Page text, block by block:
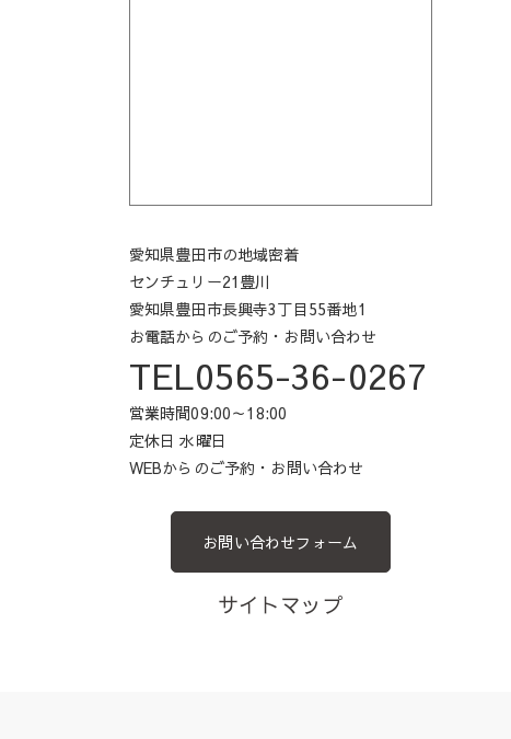
愛知県豊田市の地域密着
センチュリー21豊川
愛知県豊田市長興寺3丁目55番地1
お電話からのご予約・お問い合わせ
TEL0565-36-0267
営業時間09:00～18:00
定休日 水曜日
WEBからのご予約・お問い合わせ
お問い合わせフォーム
サイトマップ